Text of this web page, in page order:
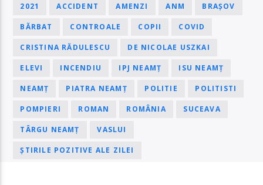
2021 ACCIDENT AMENZI ANM BRAȘOV
BĂRBAT CONTROALE COPII COVID
CRISTINA RĂDULESCU DE NICOLAE USZKAI
ELEVI INCENDIU IPJ NEAMȚ ISU NEAMȚ
NEAMȚ PIATRA NEAMȚ POLITIE POLITISTI
POMPIERI ROMAN ROMÂNIA SUCEAVA
TÂRGU NEAMȚ VASLUI
ȘTIRILE POZITIVE ALE ZILEI